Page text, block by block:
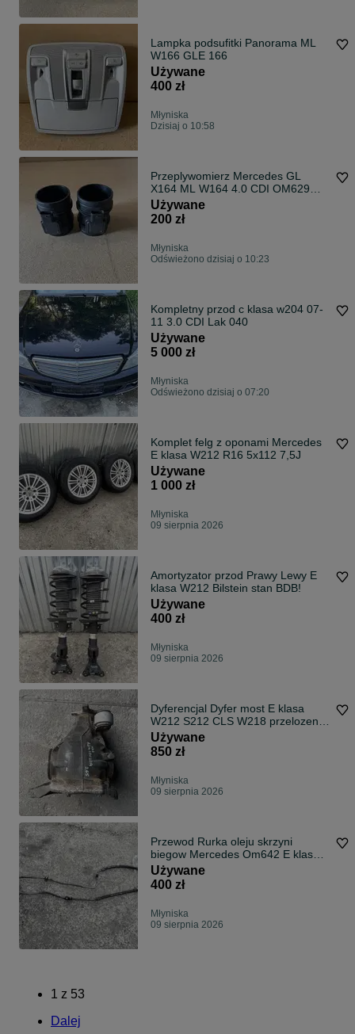
Lampka podsufitki Panorama ML
W166 GLE 166
Używane
400 zł
Młyniska
Dzisiaj o 10:58
Przeplywomierz Mercedes GL
X164 ML W164 4.0 CDI OM629
W221 W211
Używane
200 zł
Młyniska
Odświeżono dzisiaj o 10:23
Kompletny przod c klasa w204 07-
11 3.0 CDI Lak 040
Używane
5 000 zł
Młyniska
Odświeżono dzisiaj o 07:20
Komplet felg z oponami Mercedes
E klasa W212 R16 5x112 7,5J
Używane
1 000 zł
Młyniska
09 sierpnia 2026
Amortyzator przod Prawy Lewy E
klasa W212 Bilstein stan BDB!
Używane
400 zł
Młyniska
09 sierpnia 2026
Dyferencjal Dyfer most E klasa
W212 S212 CLS W218 przelozenie
2.65
Używane
850 zł
Młyniska
09 sierpnia 2026
Przewod Rurka oleju skrzyni
biegow Mercedes Om642 E klasa
W212
Używane
400 zł
Młyniska
09 sierpnia 2026
1 z 53
Dalej